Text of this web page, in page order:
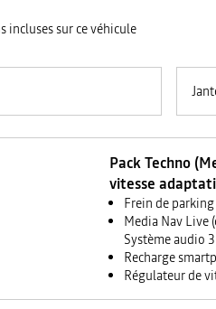
incluses sur ce véhicule
Pack Techno
vitesse
Frein de
Media Nav Live
Système audio
Recharge
Régulateur de